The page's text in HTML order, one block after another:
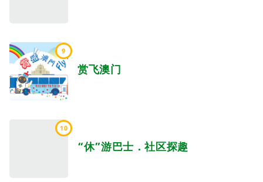
9
赏飞澳门
10
“休”游巴士．社区探趣